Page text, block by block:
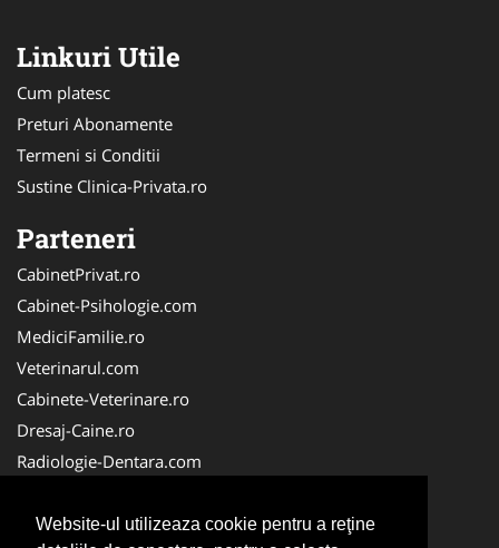
Website-ul utilizeaza cookie pentru a reţine
Linkuri Utile
Cum platesc
Preturi Abonamente
Termeni si Conditii
Sustine Clinica-Privata.ro
Parteneri
CabinetPrivat.ro
Cabinet-Psihologie.com
MediciFamilie.ro
Veterinarul.com
Cabinete-Veterinare.ro
Dresaj-Caine.ro
Radiologie-Dentara.com
Cabinet-Individual.ro